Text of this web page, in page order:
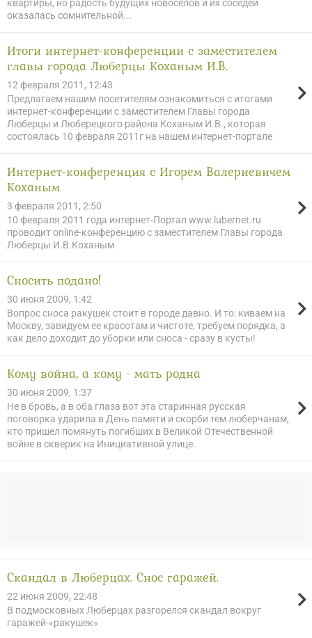
квартиры, но радость будущих новоселов и их соседей
оказалась сомнительной...
Итоги интернет-конференции с заместителем
главы города Люберцы Коханым И.В.
12 февраля 2011, 12:43
Предлагаем нашим посетителям ознакомиться с итогами
интернет-конференции с заместителем Главы города
Люберцы и Люберецкого района Коханым И.В., которая
состоялась 10 февраля 2011г на нашем интернет-портале
Интернет-конференция с Игорем Валериевичем
Коханым
3 февраля 2011, 2:50
10 февраля 2011 года интернет-Портал www.lubernet.ru
проводит online-конференцию с заместителем Главы города
Люберцы И.В.Коханым
Сносить подано!
30 июня 2009, 1:42
Вопрос сноса ракушек стоит в городе давно. И то: киваем на
Моск­ву, завидуем ее красотам и чистоте, требуем порядка, а
как дело до­ходит до уборки или сноса - сразу в кусты!
Кому война, а кому - мать родна
30 июня 2009, 1:37
Не в бровь, а в оба глаза вот эта старинная русская
поговорка ударила в День памяти и скорби тем люберчанам,
кто пришел помянуть погиб­ших в Великой Отечественной
войне в скверик на Инициативной улице.
Скандал в Люберцах. Снос гаражей.
22 июня 2009, 22:48
В подмосковных Люберцах разгорелся скандал вокруг
гаражей-«ракушек»